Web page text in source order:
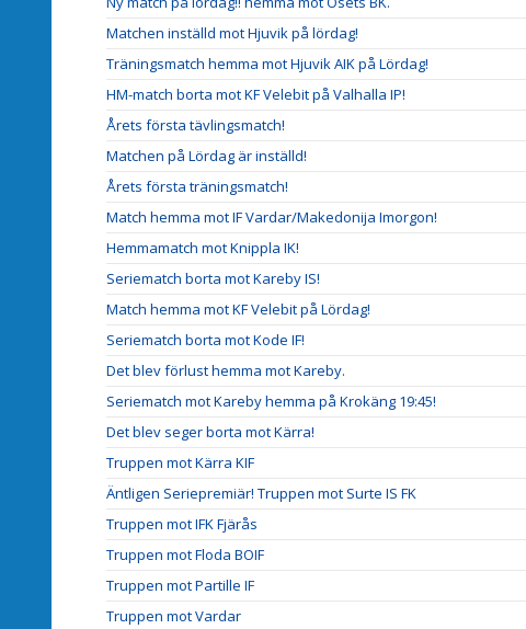
Matchen inställd mot Hjuvik på lördag!
Träningsmatch hemma mot Hjuvik AIK på Lördag!
HM-match borta mot KF Velebit på Valhalla IP!
Årets första tävlingsmatch!
Matchen på Lördag är inställd!
Årets första träningsmatch!
Match hemma mot IF Vardar/Makedonija Imorgon!
Hemmamatch mot Knippla IK!
Seriematch borta mot Kareby IS!
Match hemma mot KF Velebit på Lördag!
Seriematch borta mot Kode IF!
Det blev förlust hemma mot Kareby.
Seriematch mot Kareby hemma på Krokäng 19:45!
Det blev seger borta mot Kärra!
Truppen mot Kärra KIF
Äntligen Seriepremiär! Truppen mot Surte IS FK
Truppen mot IFK Fjärås
Truppen mot Floda BOIF
Truppen mot Partille IF
Truppen mot Vardar